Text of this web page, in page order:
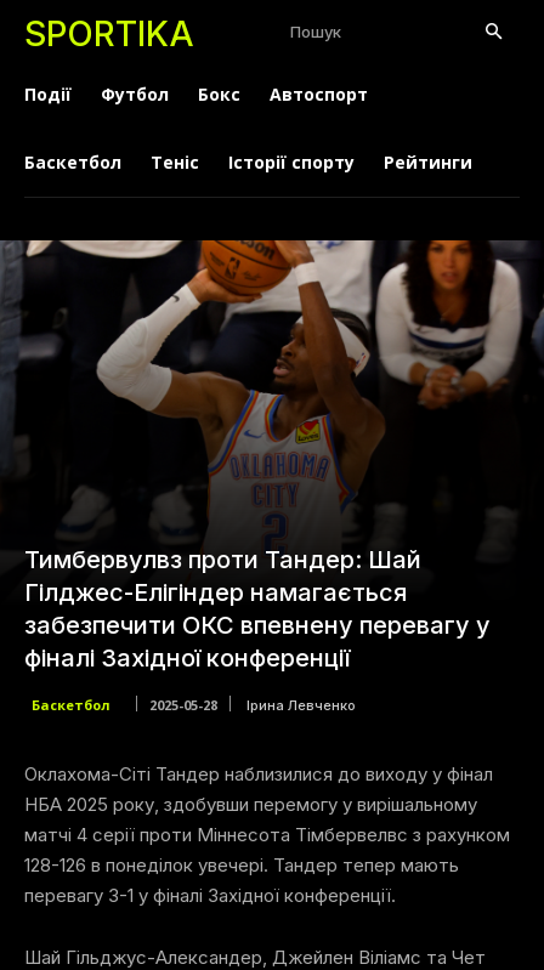
SPORTIKA Пошук
Події Футбол Бокс Автоспорт
Баскетбол Теніс Історії спорту Рейтинги
Тимбервулвз проти Тандер: Шай
Гілджес-Елігіндер намагається
забезпечити ОКС впевнену перевагу у
фіналі Західної конференції
Баскетбол 2025-05-28 Ірина Левченко
Оклахома-Сіті Тандер наблизилися до виходу у фінал
НБА 2025 року, здобувши перемогу у вирішальному
матчі 4 серії проти Міннесота Тімбервелвс з рахунком
128-126 в понеділок увечері. Тандер тепер мають
перевагу 3-1 у фіналі Західної конференції.
Шай Гільджус-Александер, Джейлен Віліамс та Чет